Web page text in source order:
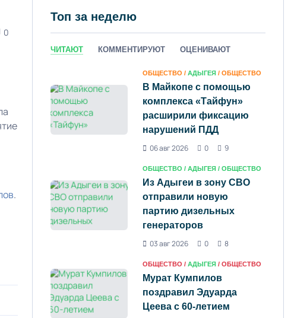
0
.
Топ за неделю
ЧИТАЮТ КОММЕНТИРУЮТ ОЦЕНИВАЮТ
ОБЩЕСТВО / АДЫГЕЯ / ОБЩЕСТВО
В Майкопе с помощью
комплекса «Тайфун»
расширили фиксацию
нарушений ПДД
06 авг 2026
0 9
ОБЩЕСТВО / АДЫГЕЯ / ОБЩЕСТВО
Из Адыгеи в зону СВО
отправили новую
партию дизельных
генераторов
03 авг 2026
0 8
ОБЩЕСТВО / АДЫГЕЯ / ОБЩЕСТВО
Мурат Кумпилов
поздравил Эдуарда
Цеева с 60-летием